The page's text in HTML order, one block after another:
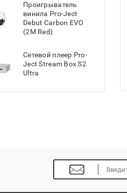
Проигрыватель
винила Pro-Ject
Debut Carbon EVO
(2M Red)
Сетевой плеер Pro-
Ject Stream Box S2
Ultra